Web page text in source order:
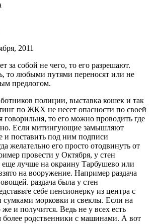
2011
за собой не чего, то его разрешают.
то любыми путями переносят или не
предлогом.
полиции, выставка кошек и так
по ЖКХ не несет опасности по своей
говорильня, то его можно проводить где
Если митингующие замышляют
и поставить под ним подписи
желательно его просто отодвинуть от
провести у Октября, у стен
лучше на окраину Тарбушево или
на вооружение. Например раздача
раздача была у стен
себе пенсионерку из центра с
морковки и свеклы. Если на
же и получится. Ведь не у всех есть
более родственники с машинами. А вот